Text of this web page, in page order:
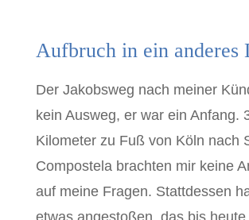
Aufbruch in ein anderes
Der Jakobsweg nach meiner
kein Ausweg, er war ein Anfang.
Kilometer zu Fuß von Köln nach
Compostela brachten mir keine
auf meine Fragen. Stattdessen
etwas angestoßen, das bis heute